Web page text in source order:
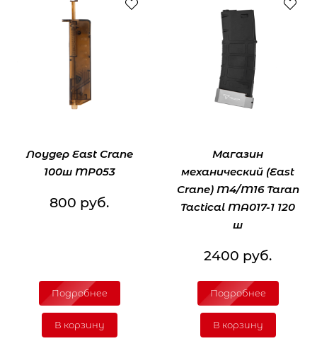
Лоудер East Crane
100ш MP053
800 руб.
Подробнее
В корзину
Магазин
механический (East
Crane) M4/M16 Taran
Tactical MA017-1 120
ш
2400 руб.
Подробнее
В корзину